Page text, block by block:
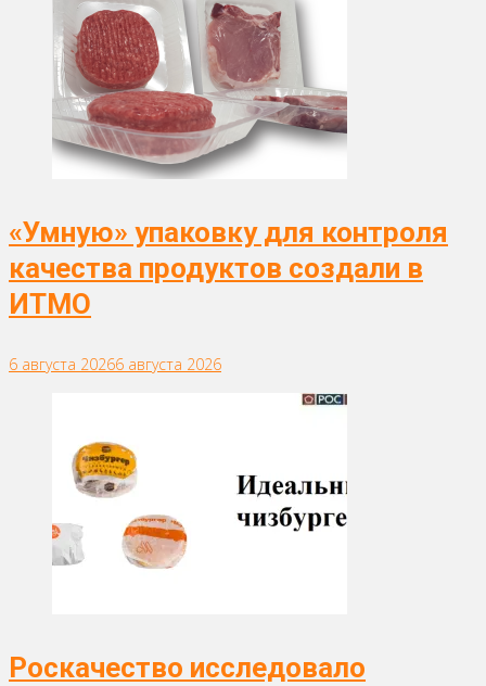
«Умную» упаковку для контроля
качества продуктов создали в
ИТМО
6 августа 20266 августа 2026
Роскачество исследовало